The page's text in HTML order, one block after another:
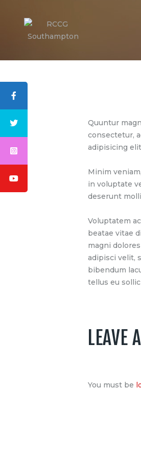
Quuntur
consectetur,
adipisicing
Minim
in voluptate
deserunt
Voluptatem
beatae vitae
magni
adipisci velit,
bibendum
tellus eu
LEAVE
You must be